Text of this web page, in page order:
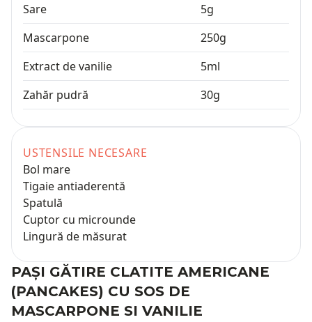
Sare
5g
Mascarpone
250g
Extract de vanilie
5ml
Zahăr pudră
30g
USTENSILE NECESARE
Bol mare
Tigaie antiaderentă
Spatulă
Cuptor cu microunde
Lingură de măsurat
PAȘI GĂTIRE CLATITE AMERICANE
(PANCAKES) CU SOS DE
MASCARPONE SI VANILIE